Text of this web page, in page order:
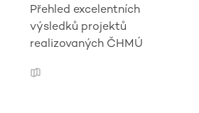
Přehled excelentních
výsledků projektů
realizovaných ČHMÚ